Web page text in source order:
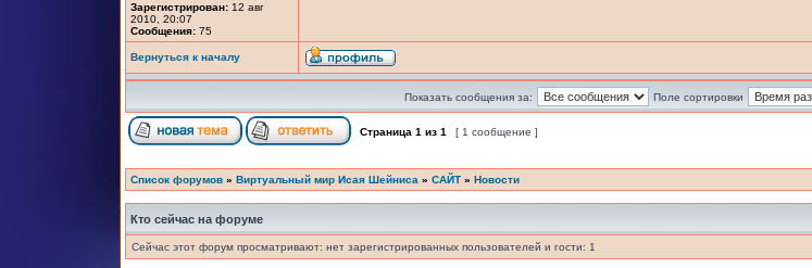
Зарегистрирован: 12 авг
2010, 20:07
Сообщения: 75
Вернуться к началу
Показать сообщения за: Поле сортировки
Страница 1 из 1 [ 1 сообщение ]
Список форумов » Виртуальный мир Исая Шейниса » САЙТ » Новости
Кто сейчас на форуме
Сейчас этот форум просматривают: нет зарегистрированных пользователей и гости: 1